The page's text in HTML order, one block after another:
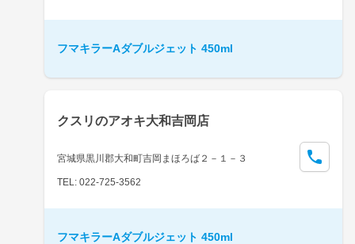
フマキラーAダブルジェット 450ml
クスリのアオキ大和吉岡店
宮城県黒川郡大和町吉岡まほろば２－１－３
TEL: 022-725-3562
フマキラーAダブルジェット 450ml